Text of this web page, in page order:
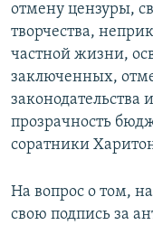
отмену цензуры,
творчества,
частной жизни,
заключенных,
законодательства
прозрачность
соратники
На вопрос о том,
свою подпись за